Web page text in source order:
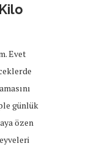
Evet
günlük
özen